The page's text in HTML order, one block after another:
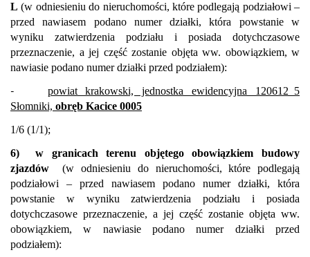
L (w odniesieniu do nieruchomości, które podlegają podziałowi –
przed nawiasem podano numer działki, która powstanie w
wyniku zatwierdzenia podziału i posiada dotychczasowe
przeznaczenie, a jej część zostanie objęta ww. obowiązkiem, w
nawiasie podano numer działki przed podziałem):
-
powiat krakowski, jednostka ewidencyjna 120612_5
Słomniki, obręb Kacice 0005
1/6 (1/1);
6)
w granicach terenu objętego obowiązkiem budowy
zjazdów
(w odniesieniu do nieruchomości, które podlegają
podziałowi – przed nawiasem podano numer działki, która
powstanie w wyniku zatwierdzenia podziału i posiada
dotychczasowe przeznaczenie, a jej część zostanie objęta ww.
obowiązkiem, w nawiasie podano numer działki przed
podziałem):